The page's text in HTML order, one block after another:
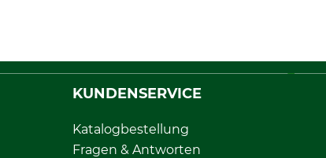
KUNDENSERVICE
Katalogbestellung
Fragen & Antworten